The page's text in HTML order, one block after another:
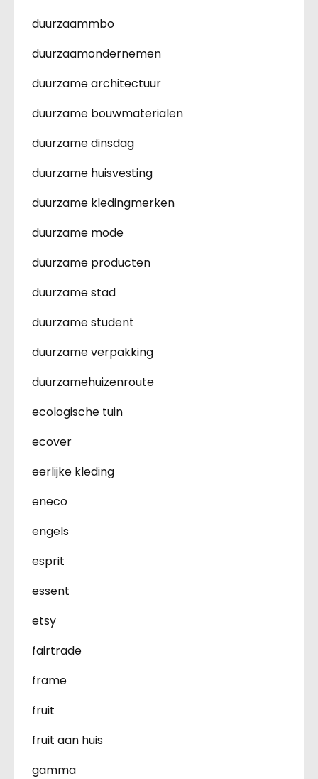
duurzaammbo
duurzaamondernemen
duurzame architectuur
duurzame bouwmaterialen
duurzame dinsdag
duurzame huisvesting
duurzame kledingmerken
duurzame mode
duurzame producten
duurzame stad
duurzame student
duurzame verpakking
duurzamehuizenroute
ecologische tuin
ecover
eerlijke kleding
eneco
engels
esprit
essent
etsy
fairtrade
frame
fruit
fruit aan huis
gamma